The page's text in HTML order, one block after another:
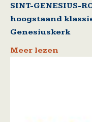
SINT-GENESIUS-
hoogstaand
Genesiuskerk
Meer lezen